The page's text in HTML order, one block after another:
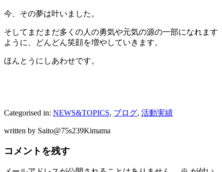
今、その夢は叶いました。
そしてまだまだ多くの人の勇気や元気の源の一部になれます
ように、どんどん笑顔を増やしていきます。
ほんとうにしあわせです。
Categorised in: NEWS&TOPICS, ブログ, 活動実績
written by Saito@75s239Kimama
コメントを残す